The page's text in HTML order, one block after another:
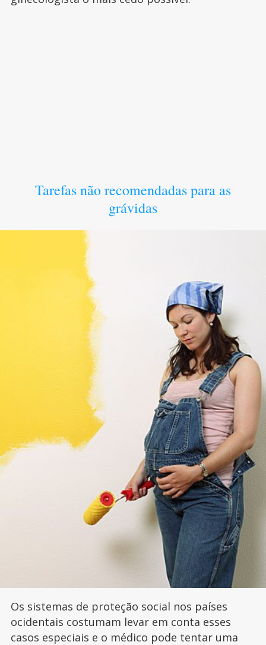
Tarefas não recomendadas para as
grávidas
Os sistemas de proteção social nos países
ocidentais costumam levar em conta esses
casos especiais e o médico pode tentar uma